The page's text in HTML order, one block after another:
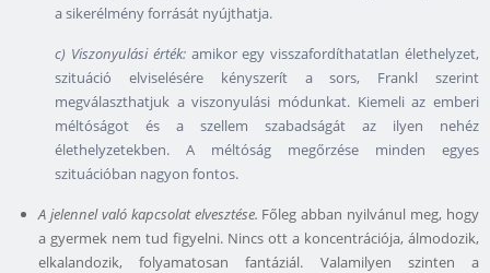
a sikerélmény forrását nyújthatja.
c) Viszonyulási érték: amikor egy visszafordíthatatlan élethelyzet,
szituáció elviselésére kényszerít a sors, Frankl szerint
megválaszthatjuk a viszonyulási módunkat. Kiemeli az emberi
méltóságot és a szellem szabadságát az ilyen nehéz
élethelyzetekben. A méltóság megőrzése minden egyes
szituációban nagyon fontos.
A jelennel való kapcsolat elvesztése. Főleg abban nyilvánul meg, hogy
a gyermek nem tud figyelni. Nincs ott a koncentrációja, álmodozik,
elkalandozik, folyamatosan fantáziál. Valamilyen szinten a